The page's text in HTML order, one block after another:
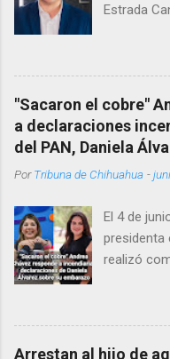
Estrada
Corredor
se habría
Estrada,
un
"Sacaron el cobre"
a declaraciones
del PAN, Daniela
PorTribuna de Chihuahua -
El 4 de
presidenta
realizó
Chávez.
nacer”,
retaría a
Arrestan al hijo de